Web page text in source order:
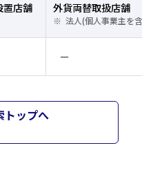
置店舗 外貨両替取扱店舗
法人(個人事業主を
ー
トップへ